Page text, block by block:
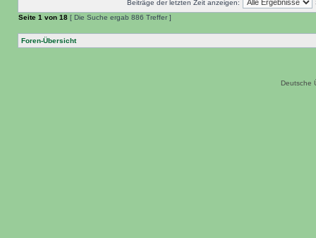
Beiträge der letzten Zeit anzeigen:
Seite 1 von 18 [ Die Suche ergab 886 Treffer ]
Foren-Übersicht
Deutsche